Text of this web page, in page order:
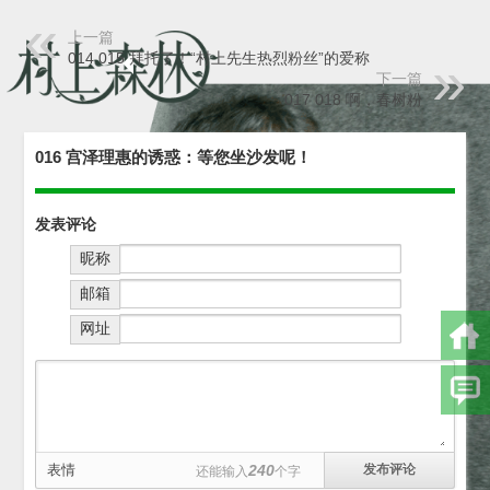
上一篇
014 015 拜托了！“村上先生热烈粉丝”的爱称
下一篇
017 018 啊，春树粉
016 宫泽理惠的诱惑：等您坐沙发呢！
发表评论
昵称
邮箱
网址
表情 还能输入 240个字